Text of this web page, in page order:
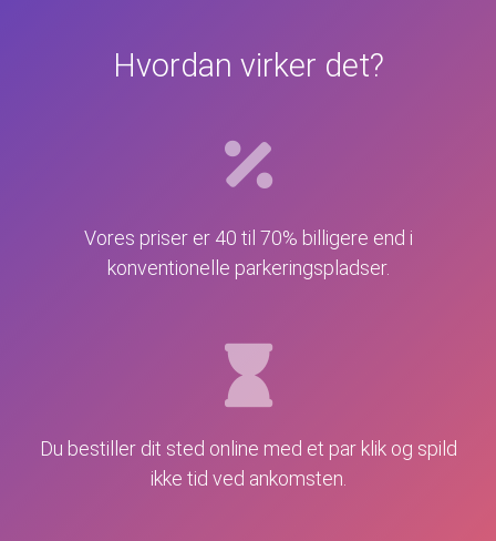
Hvordan virker det?
Vores priser er 40 til 70% billigere end i
konventionelle parkeringspladser.
Du bestiller dit sted online med et par klik og spild
ikke tid ved ankomsten.